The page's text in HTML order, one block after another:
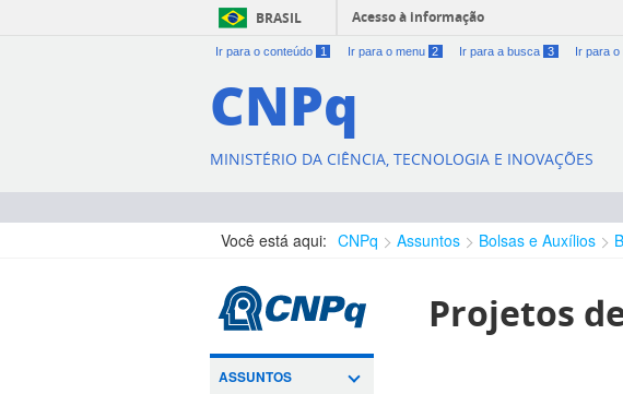
BRASIL Acesso à informação
Ir para o conteúdo 1 Ir para o menu 2 Ir para a busca 3 Ir para o
CNPq
MINISTÉRIO DA CIÊNCIA, TECNOLOGIA E INOVAÇÕES
Você está aqui: CNPq Assuntos Bolsas e Auxílios
ASSUNTOS
Projetos